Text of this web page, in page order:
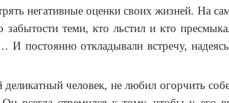
негативные оценки своих жизней. На
забытости теми, кто льстил и кто
И постоянно откладывали встречу,
человек, не любил огорчить